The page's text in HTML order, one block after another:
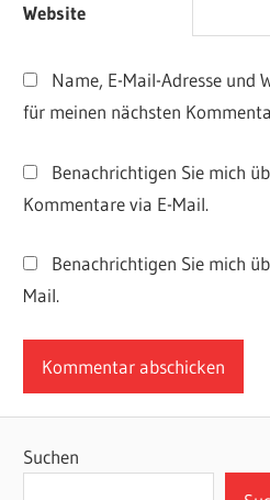
Website
Name, E-Mail-Adresse und
für meinen nächsten
Benachrichtigen Sie mich
Kommentare via E-Mail.
Benachrichtigen Sie mich
Mail.
Suchen